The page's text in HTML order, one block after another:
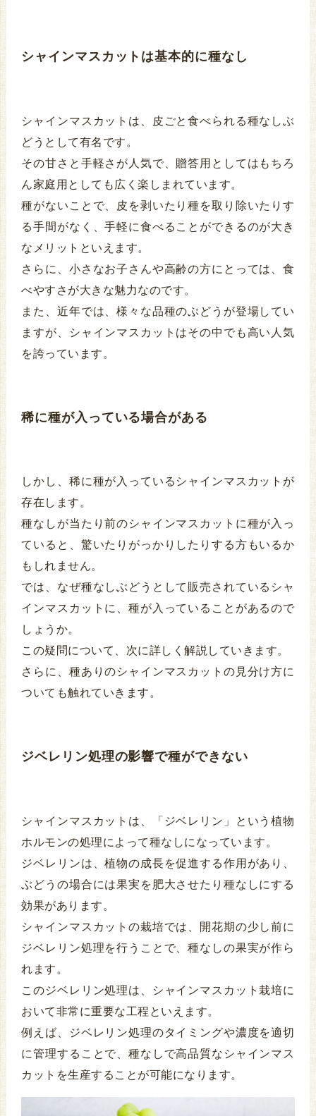
シャインマスカットは基本的に種なし
シャインマスカットは、皮ごと食べられる種なしぶ
どうとして有名です。
その甘さと手軽さが人気で、贈答用としてはもちろ
ん家庭用としても広く楽しまれています。
種がないことで、皮を剥いたり種を取り除いたりす
る手間がなく、手軽に食べることができるのが大き
なメリットといえます。
さらに、小さなお子さんや高齢の方にとっては、食
べやすさが大きな魅力なのです。
また、近年では、様々な品種のぶどうが登場してい
ますが、シャインマスカットはその中でも高い人気
を誇っています。
稀に種が入っている場合がある
しかし、稀に種が入っているシャインマスカットが
存在します。
種なしが当たり前のシャインマスカットに種が入っ
ていると、驚いたりがっかりしたりする方もいるか
もしれません。
では、なぜ種なしぶどうとして販売されているシャ
インマスカットに、種が入っていることがあるので
しょうか。
この疑問について、次に詳しく解説していきます。
さらに、種ありのシャインマスカットの見分け方に
ついても触れていきます。
ジベレリン処理の影響で種ができない
シャインマスカットは、「ジベレリン」という植物
ホルモンの処理によって種なしになっています。
ジベレリンは、植物の成長を促進する作用があり、
ぶどうの場合には果実を肥大させたり種なしにする
効果があります。
シャインマスカットの栽培では、開花期の少し前に
ジベレリン処理を行うことで、種なしの果実が作ら
れます。
このジベレリン処理は、シャインマスカット栽培に
おいて非常に重要な工程といえます。
例えば、ジベレリン処理のタイミングや濃度を適切
に管理することで、種なしで高品質なシャインマス
カットを生産することが可能になります。